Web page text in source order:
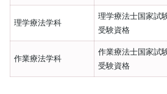
理学療法学科
理学療法士国家試
受験資格
作業療法学科
作業療法士国家試
受験資格